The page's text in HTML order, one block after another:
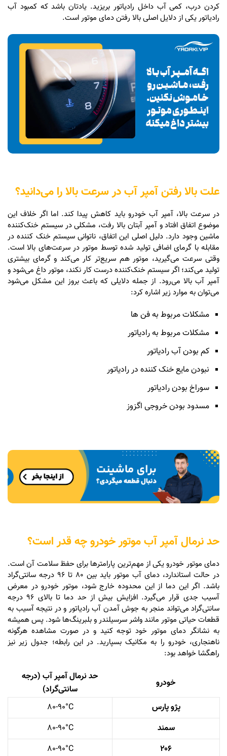
کردن درب، کمی آب داخل رادیاتور بریزید. یادتان باشد که کمبود آب
رادیاتور یکی از دلایل اصلی بالا رفتن دمای موتور است.
علت بالا رفتن آمپر آب در سرعت بالا را می‌دانید؟
در سرعت بالا، آمپر آب خودرو باید کاهش پیدا کند. اما اگر خلاف این
موضوع اتفاق افتاد و آمپر آبتان بالا رفت، مشکلی در سیستم خنک‌کننده
ماشین وجود دارد. دلیل اصلی این اتفاق، ناتوانی سیستم خنک‌ کننده در
مقابله با گرمای اضافی تولید شده توسط موتور در سرعت‌های بالا است.
وقتی سرعت می‌گیرید، موتور هم سریع‌تر کار می‌کند و گرمای بیشتری
تولید می‌کند؛ اگر سیستم خنک‌کننده درست کار نکند، موتور داغ می‌شود و
آمپر آب بالا می‌رود. از جمله دلایلی که باعث بروز این مشکل می‌شود
می‌توان به موارد زیر اشاره کرد:
مشکلات مربوط به فن ها
مشکلات مربوط به رادیاتور
کم بودن آب رادیاتور
نبودن مایع خنک کننده در رادیاتور
سوراخ بودن رادیاتور
مسدود بودن خروجی اگزوز
حد نرمال آمپر آب موتور خودرو چه قدر است؟
دمای موتور خودرو یکی از مهم‌ترین پارامترها برای حفظ سلامت آن است.
در حالت استاندارد، دمای آب موتور باید بین 80 تا 96 درجه سانتی‌گراد
باشد. اگر این دما از این محدوده خارج شود، موتور خودرو در معرض
آسیب جدی قرار می‌گیرد. افزایش بیش از حد دما تا بالای 96 درجه
سانتی‌گراد می‌تواند منجر به جوش آمدن آب رادیاتور و در نتیجه آسیب به
قطعات حیاتی موتور مانند واشر سرسیلندر و بلبرینگ‌ها شود. پس همیشه
به نشانگر دمای موتور خود توجه کنید و در صورت مشاهده هرگونه
ناهنجاری، خودرو را به مکانیک بسپارید. در این رابطه؛ جدول زیر نیز
راهگشا خواهد بود:
خودرو
حد نرمال آمپر آب (درجه
سانتی‌گراد)
پژو پارس
80-90°C
سمند
80-90°C
۲۰۶
80-90°C